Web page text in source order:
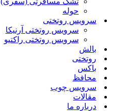
حوله
سرویس روتختی
سرویس روتختی آرنیکا
سرویس روتختی راکتیو
بالش
روتختی
باکس
محافظ
سرویس چوب
مقالات
درباره ما